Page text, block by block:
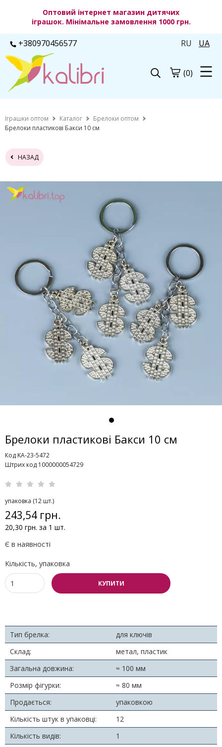
Оптовий інтернет магазин дитячих
іграшок. Мінімальне замовлення 1000 грн.
+380970456577 RU UA
(0)
Іграшки оптом Каталог
Брелоки оптом
Брелоки пластикові Бакси 10 см
НАЗАД
Брелоки пластикові Бакси 10 см
Код KA-23-5472
Штрих код 1000000054729
упаковка (12 шт.)
243,54 грн.
20,30 грн. за 1 шт.
Є в наявності
Кількість, упаковка
КУПИТИ
Тип брелка:
для ключів
Склад:
метал, пластик
Загальна довжина:
≈ 100 мм
Розмір фігурки:
≈ 80 мм
Продається:
упаковкою
Кількість штук в упаковці:
12
Кількість видів:
1